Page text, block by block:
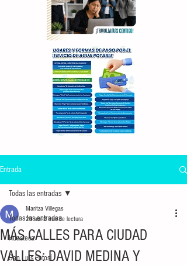
Entrada
Todas las entradas
Huasteca
San Luis Potosí
Todas las entradas
MÁS CALLES PARA CIUDAD
VALLES: DAVID MEDINA Y
Maritza Villegas
20 abr2 min de lectura